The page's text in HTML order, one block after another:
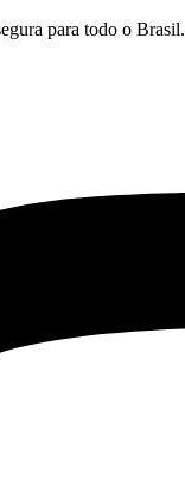
para todo o Brasil.